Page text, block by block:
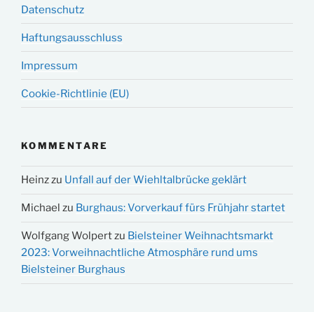
Datenschutz
Haftungsausschluss
Impressum
Cookie-Richtlinie (EU)
KOMMENTARE
Heinzzu Unfall auf der Wiehltalbrücke geklärt
Michael zu Burghaus: Vorverkauf fürs Frühjahr startet
Wolfgang Wolpertzu Bielsteiner Weihnachtsmarkt
2023: Vorweihnachtliche Atmosphäre rund ums
Bielsteiner Burghaus